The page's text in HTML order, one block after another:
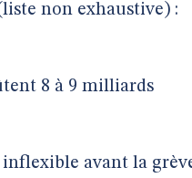
non exhaustive) :
8 à 9 milliards
avant la